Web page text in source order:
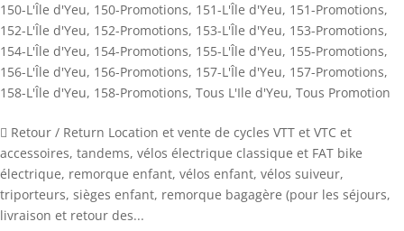
150-L'Île d'Yeu, 150-Promotions, 151-L'Île d'Yeu, 151-Promotions,
152-L'Île d'Yeu, 152-Promotions, 153-L'Île d'Yeu, 153-Promotions,
154-L'Île d'Yeu, 154-Promotions, 155-L'Île d'Yeu, 155-Promotions,
156-L'Île d'Yeu, 156-Promotions, 157-L'Île d'Yeu, 157-Promotions,
158-L'Île d'Yeu, 158-Promotions, Tous L'Ile d'Yeu, Tous Promotion
 Retour / Return Location et vente de cycles VTT et VTC et
accessoires, tandems, vélos électrique classique et FAT bike
électrique, remorque enfant, vélos enfant, vélos suiveur,
triporteurs, sièges enfant, remorque bagagère (pour les séjours,
livraison et retour des...